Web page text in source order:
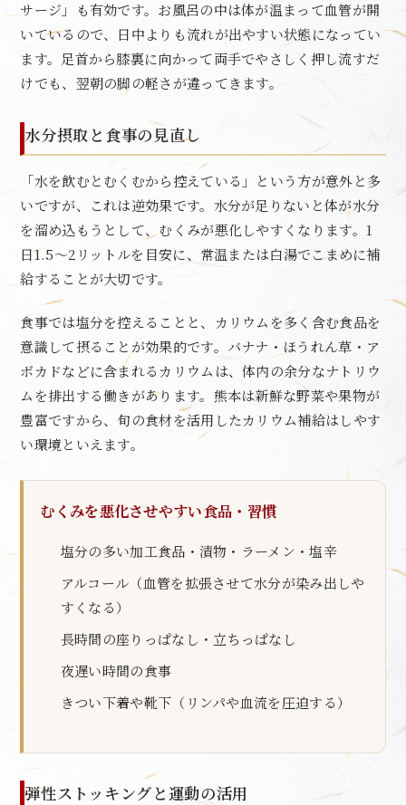
サージ」も有効です。お風呂の中は体が温まって血管が開
いているので、日中よりも流れが出やすい状態になってい
ます。足首から膝裏に向かって両手でやさしく押し流すだ
けでも、翌朝の脚の軽さが違ってきます。
水分摂取と食事の見直し
「水を飲むとむくむから控えている」という方が意外と多
いですが、これは逆効果です。水分が足りないと体が水分
を溜め込もうとして、むくみが悪化しやすくなります。1
日1.5〜2リットルを目安に、常温または白湯でこまめに補
給することが大切です。
食事では塩分を控えることと、カリウムを多く含む食品を
意識して摂ることが効果的です。バナナ・ほうれん草・ア
ボカドなどに含まれるカリウムは、体内の余分なナトリウ
ムを排出する働きがあります。熊本は新鮮な野菜や果物が
豊富ですから、旬の食材を活用したカリウム補給はしやす
い環境といえます。
むくみを悪化させやすい食品・習慣
塩分の多い加工食品・漬物・ラーメン・塩辛
アルコール（血管を拡張させて水分が染み出しや
すくなる）
長時間の座りっぱなし・立ちっぱなし
夜遅い時間の食事
きつい下着や靴下（リンパや血流を圧迫する）
弾性ストッキングと運動の活用